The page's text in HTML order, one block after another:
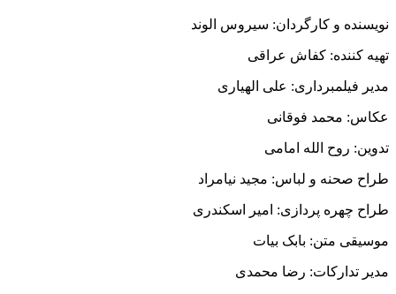
نویسنده و کارگردان: سیروس الوند
تهیه کننده: کفاش عراقی
مدیر فیلمبرداری: علی الهیاری
عکاس: محمد فوقانی
تدوین: روح الله امامی
طراح صحنه و لباس: مجید نیامراد
طراح چهره پردازی: امیر اسکندری
موسیقی متن: بابک بیات
مدیر تدارکات: رضا محمدی